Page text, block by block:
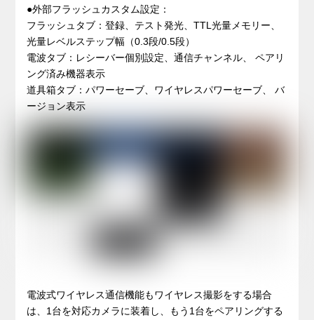
●外部フラッシュカスタム設定：
フラッシュタブ：登録、テスト発光、TTL光量メモリー、
光量レベルステップ幅（0.3段/0.5段）
電波タブ：レシーバー個別設定、通信チャンネル、 ペアリ
ング済み機器表示
道具箱タブ：パワーセーブ、ワイヤレスパワーセーブ、 バ
ージョン表示
電波式ワイヤレス通信機能もワイヤレス撮影をする場合
は、1台を対応カメラに装着し、もう1台をペアリングする